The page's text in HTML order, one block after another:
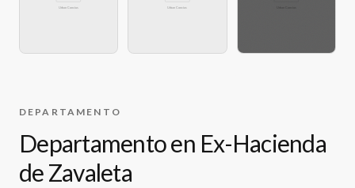
DEPARTAMENTO
Departamento en Ex-Hacienda
de Zavaleta